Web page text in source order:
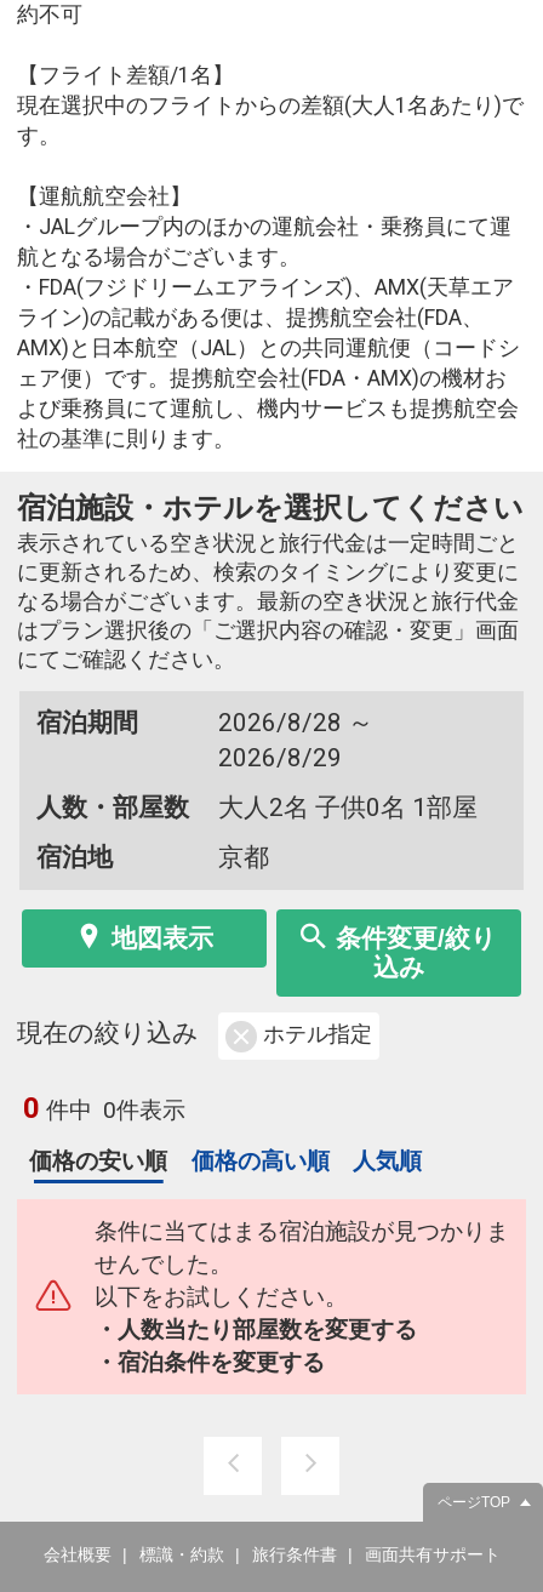
約不可
【フライト差額/1名】
現在選択中のフライトからの差額(大人1名あたり)で
す。
【運航航空会社】
・JALグループ内のほかの運航会社・乗務員にて運
航となる場合がございます。
・FDA(フジドリームエアラインズ)、AMX(天草エア
ライン)の記載がある便は、提携航空会社(FDA、
AMX)と日本航空（JAL）との共同運航便（コードシ
ェア便）です。提携航空会社(FDA・AMX)の機材お
よび乗務員にて運航し、機内サービスも提携航空会
社の基準に則ります。
宿泊施設・ホテルを選択してください
表示されている空き状況と旅行代金は一定時間ごと
に更新されるため、検索のタイミングにより変更に
なる場合がございます。最新の空き状況と旅行代金
はプラン選択後の「ご選択内容の確認・変更」画面
にてご確認ください。
宿泊期間
2026/8/28 ～
2026/8/29
人数・部屋数
大人2名 子供0名 1部屋
宿泊地
京都
地図表示
条件変更/絞り
込み
現在の絞り込み ホテル指定
0 件中 0件表示
価格の安い順
価格の高い順 人気順
条件に当てはまる宿泊施設が見つかりま
せんでした。
以下をお試しください。
・人数当たり部屋数を変更する
・宿泊条件を変更する
ページTOP
会社概要 標識・約款 旅行条件書 画面共有サポート